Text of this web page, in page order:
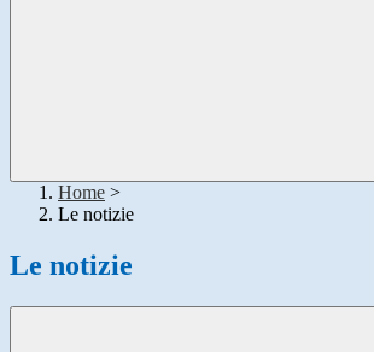
Home >
Le notizie
Le notizie